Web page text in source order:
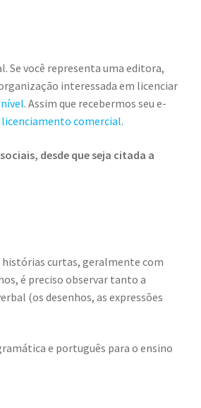
Se você representa uma editora,
interessada em licenciar
. Assim que recebermos seu e-
licenciamento comercial.
desde que seja citada a
curtas, geralmente com
é preciso observar tanto a
(os desenhos, as expressões
e português para o ensino